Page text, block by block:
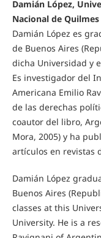
Damián López,
Nacional de Quilmes
Damián López es
de Buenos Aires
dicha Universidad y
Es investigador del
Americana Emilio
de las derechas
coautor del libro,
Mora, 2005) y ha
artículos en revistas
Damián López
Buenos Aires
classes at this
University. He is a